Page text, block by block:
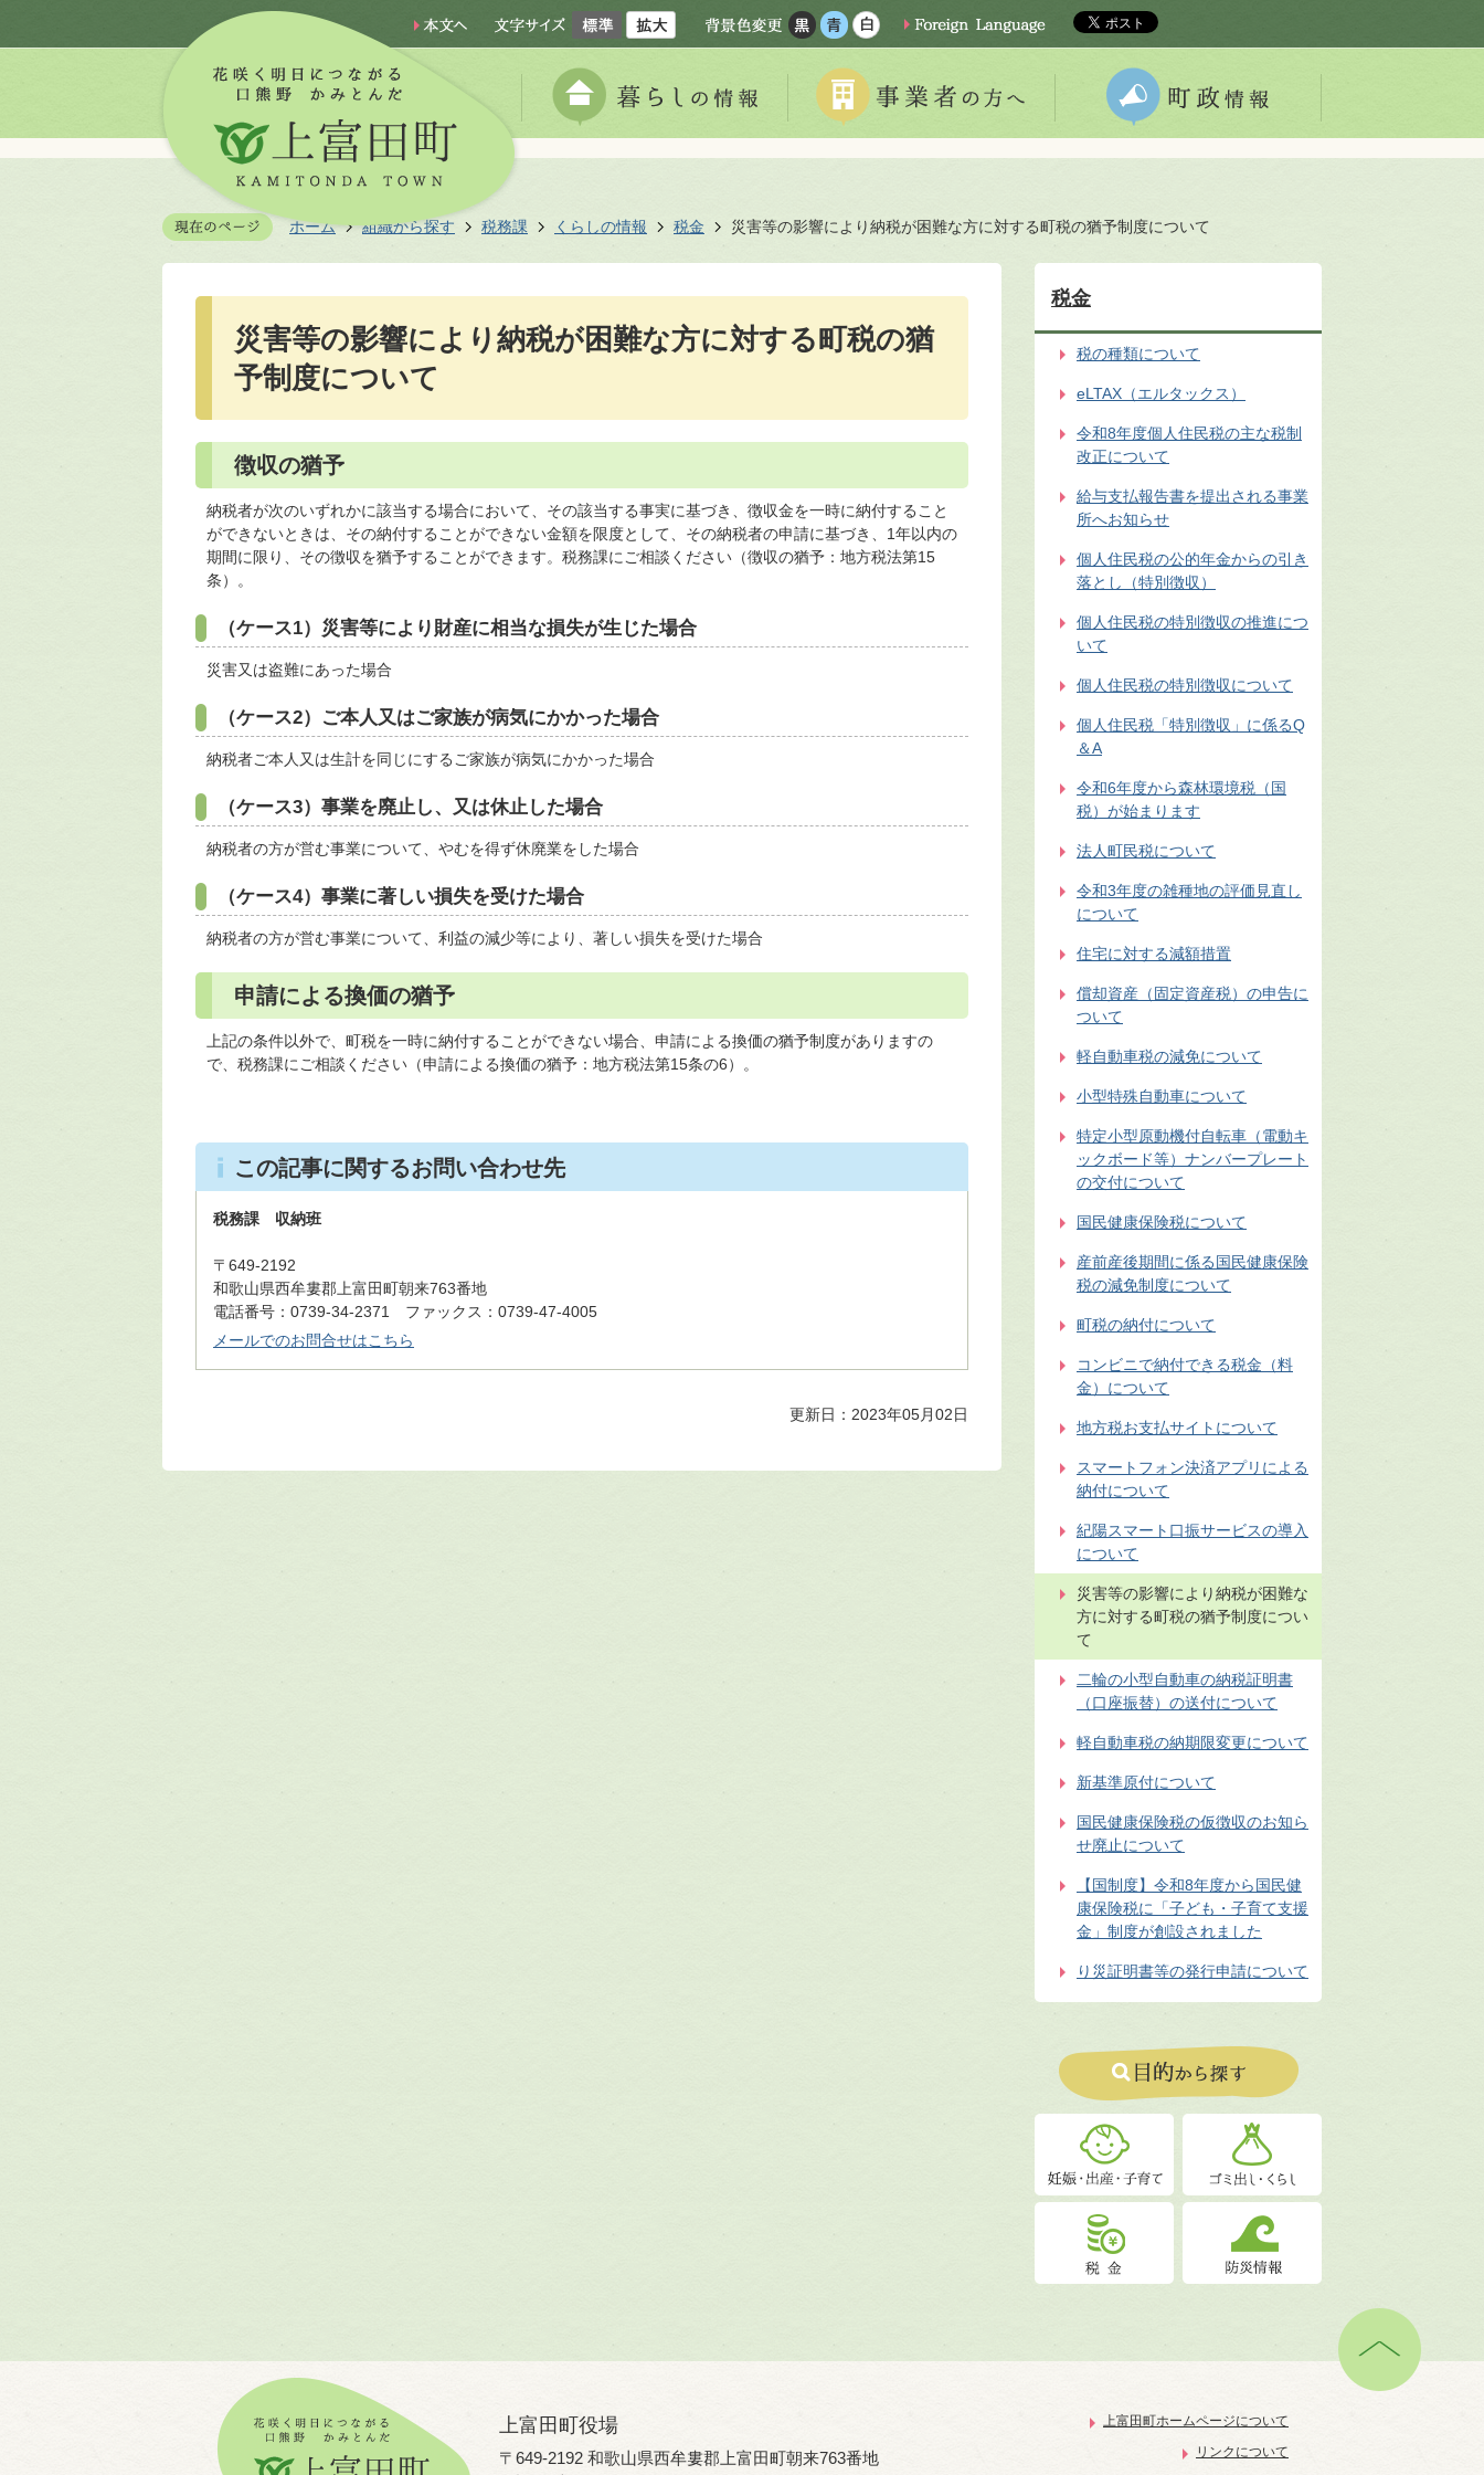
ホーム 組織から探す 税務課 くらしの情報 税金 災害等の影響により納税が困難な方に対する町税の猶予制度について
災害等の影響により納税が困難な方に対する町税の猶
予制度について
徴収の猶予
納税者が次のいずれかに該当する場合において、その該当する事実に基づき、徴収金を一時に納付すること
ができないときは、その納付することができない金額を限度として、その納税者の申請に基づき、1年以内の
期間に限り、その徴収を猶予することができます。税務課にご相談ください（徴収の猶予：地方税法第15
条）。
（ケース1）災害等により財産に相当な損失が生じた場合
災害又は盗難にあった場合
（ケース2）ご本人又はご家族が病気にかかった場合
納税者ご本人又は生計を同じにするご家族が病気にかかった場合
（ケース3）事業を廃止し、又は休止した場合
納税者の方が営む事業について、やむを得ず休廃業をした場合
（ケース4）事業に著しい損失を受けた場合
納税者の方が営む事業について、利益の減少等により、著しい損失を受けた場合
申請による換価の猶予
上記の条件以外で、町税を一時に納付することができない場合、申請による換価の猶予制度がありますの
で、税務課にご相談ください（申請による換価の猶予：地方税法第15条の6）。
この記事に関するお問い合わせ先
税務課 収納班
〒649-2192
和歌山県西牟婁郡上富田町朝来763番地
電話番号：0739-34-2371 ファックス：0739-47-4005
メールでのお問合せはこちら
更新日：2023年05月02日
税金
税の種類について
eLTAX（エルタックス）
令和8年度個人住民税の主な税制
改正について
給与支払報告書を提出される事業
所へお知らせ
個人住民税の公的年金からの引き
落とし（特別徴収）
個人住民税の特別徴収の推進につ
いて
個人住民税の特別徴収について
個人住民税「特別徴収」に係るQ
＆A
令和6年度から森林環境税（国
税）が始まります
法人町民税について
令和3年度の雑種地の評価見直し
について
住宅に対する減額措置
償却資産（固定資産税）の申告に
ついて
軽自動車税の減免について
小型特殊自動車について
特定小型原動機付自転車（電動キ
ックボード等）ナンバープレート
の交付について
国民健康保険税について
産前産後期間に係る国民健康保険
税の減免制度について
町税の納付について
コンビニで納付できる税金（料
金）について
地方税お支払サイトについて
スマートフォン決済アプリによる
納付について
紀陽スマート口振サービスの導入
について
災害等の影響により納税が困難な
方に対する町税の猶予制度につい
て
二輪の小型自動車の納税証明書
（口座振替）の送付について
軽自動車税の納期限変更について
新基準原付について
国民健康保険税の仮徴収のお知ら
せ廃止について
【国制度】令和8年度から国民健
康保険税に「子ども・子育て支援
金」制度が創設されました
り災証明書等の発行申請について
上富田町役場
〒649-2192 和歌山県西牟婁郡上富田町朝来763番地
上富田町ホームページについて
リンクについて